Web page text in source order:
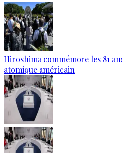
Hiroshima commémore les 81
atomique américain